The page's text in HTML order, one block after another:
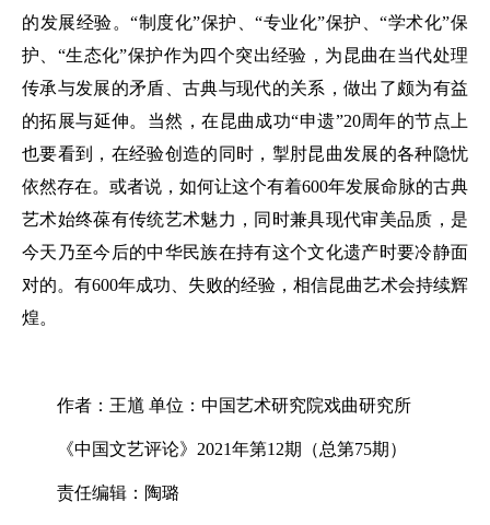
的发展经验。“制度化”保护、“专业化”保护、“学术化”保
护、“生态化”保护作为四个突出经验，为昆曲在当代处理
传承与发展的矛盾、古典与现代的关系，做出了颇为有益
的拓展与延伸。当然，在昆曲成功“申遗”20周年的节点上
也要看到，在经验创造的同时，掣肘昆曲发展的各种隐忧
依然存在。或者说，如何让这个有着600年发展命脉的古典
艺术始终葆有传统艺术魅力，同时兼具现代审美品质，是
今天乃至今后的中华民族在持有这个文化遗产时要冷静面
对的。有600年成功、失败的经验，相信昆曲艺术会持续辉
煌。
作者：王馗 单位：中国艺术研究院戏曲研究所
《中国文艺评论》2021年第12期（总第75期）
责任编辑：陶璐